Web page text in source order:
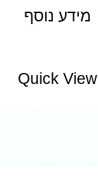
מידע נוסף
Quick View